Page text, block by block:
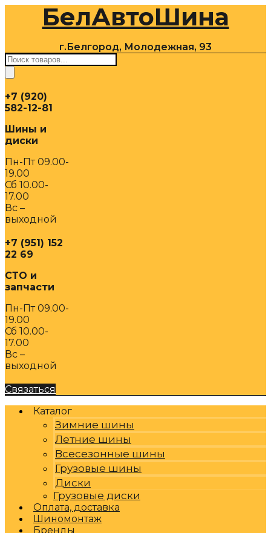
содержимомуБелАвтоШина
г.Белгород, Молодежная, 93
Поиск
товаров
+7 (920)
582-12-81
Шины и
диски
Пн-Пт 09.00-
19.00
Сб 10.00-
17.00
Вс –
выходной
+7 (951) 152
22 69
СТО и
запчасти
Пн-Пт 09.00-
19.00
Сб 10.00-
17.00
Вс –
выходной
Связаться
Каталог
Зимние шины
Летние шины
Всесезонные шины
Грузовые шины
Диски
Грузовые диски
Оплата, доставка
Шиномонтаж
Бренды